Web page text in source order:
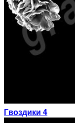
Гвоздики 4